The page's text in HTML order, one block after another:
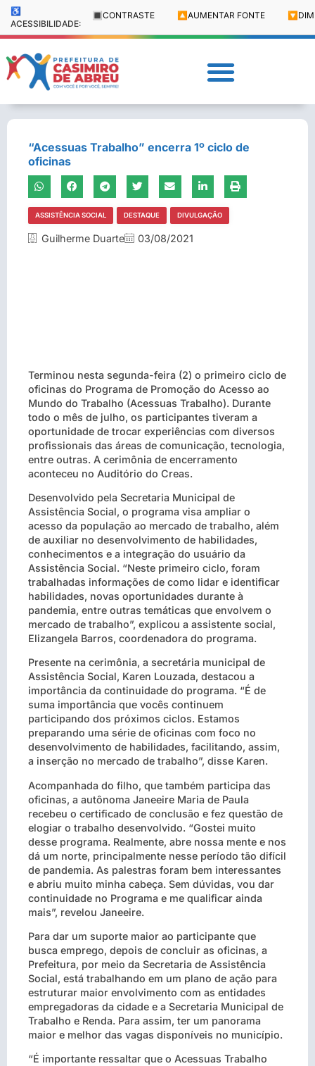
♿
ACESSIBILIDADE:
🔳 CONTRASTE 🔼 AUMENTAR FONTE 🔽
“Acessuas Trabalho” encerra 1º ciclo de
oficinas
ASSISTÊNCIA SOCIAL DESTAQUE DIVULGAÇÃO
Guilherme Duarte 03/08/2021
Terminou nesta segunda-feira (2) o primeiro ciclo de
oficinas do Programa de Promoção do Acesso ao
Mundo do Trabalho (Acessuas Trabalho). Durante
todo o mês de julho, os participantes tiveram a
oportunidade de trocar experiências com diversos
profissionais das áreas de comunicação, tecnologia,
entre outras. A cerimônia de encerramento
aconteceu no Auditório do Creas.
Desenvolvido pela Secretaria Municipal de
Assistência Social, o programa visa ampliar o
acesso da população ao mercado de trabalho, além
de auxiliar no desenvolvimento de habilidades,
conhecimentos e a integração do usuário da
Assistência Social. “Neste primeiro ciclo, foram
trabalhadas informações de como lidar e identificar
habilidades, novas oportunidades durante à
pandemia, entre outras temáticas que envolvem o
mercado de trabalho”, explicou a assistente social,
Elizangela Barros, coordenadora do programa.
Presente na cerimônia, a secretária municipal de
Assistência Social, Karen Louzada, destacou a
importância da continuidade do programa. “É de
suma importância que vocês continuem
participando dos próximos ciclos. Estamos
preparando uma série de oficinas com foco no
desenvolvimento de habilidades, facilitando, assim,
a inserção no mercado de trabalho”, disse Karen.
Acompanhada do filho, que também participa das
oficinas, a autônoma Janeeire Maria de Paula
recebeu o certificado de conclusão e fez questão de
elogiar o trabalho desenvolvido. “Gostei muito
desse programa. Realmente, abre nossa mente e nos
dá um norte, principalmente nesse período tão difícil
de pandemia. As palestras foram bem interessantes
e abriu muito minha cabeça. Sem dúvidas, vou dar
continuidade no Programa e me qualificar ainda
mais”, revelou Janeeire.
Para dar um suporte maior ao participante que
busca emprego, depois de concluir as oficinas, a
Prefeitura, por meio da Secretaria de Assistência
Social, está trabalhando em um plano de ação para
estruturar maior envolvimento com as entidades
empregadoras da cidade e a Secretaria Municipal de
Trabalho e Renda. Para assim, ter um panorama
maior e melhor das vagas disponíveis no município.
“É importante ressaltar que o Acessuas Trabalho